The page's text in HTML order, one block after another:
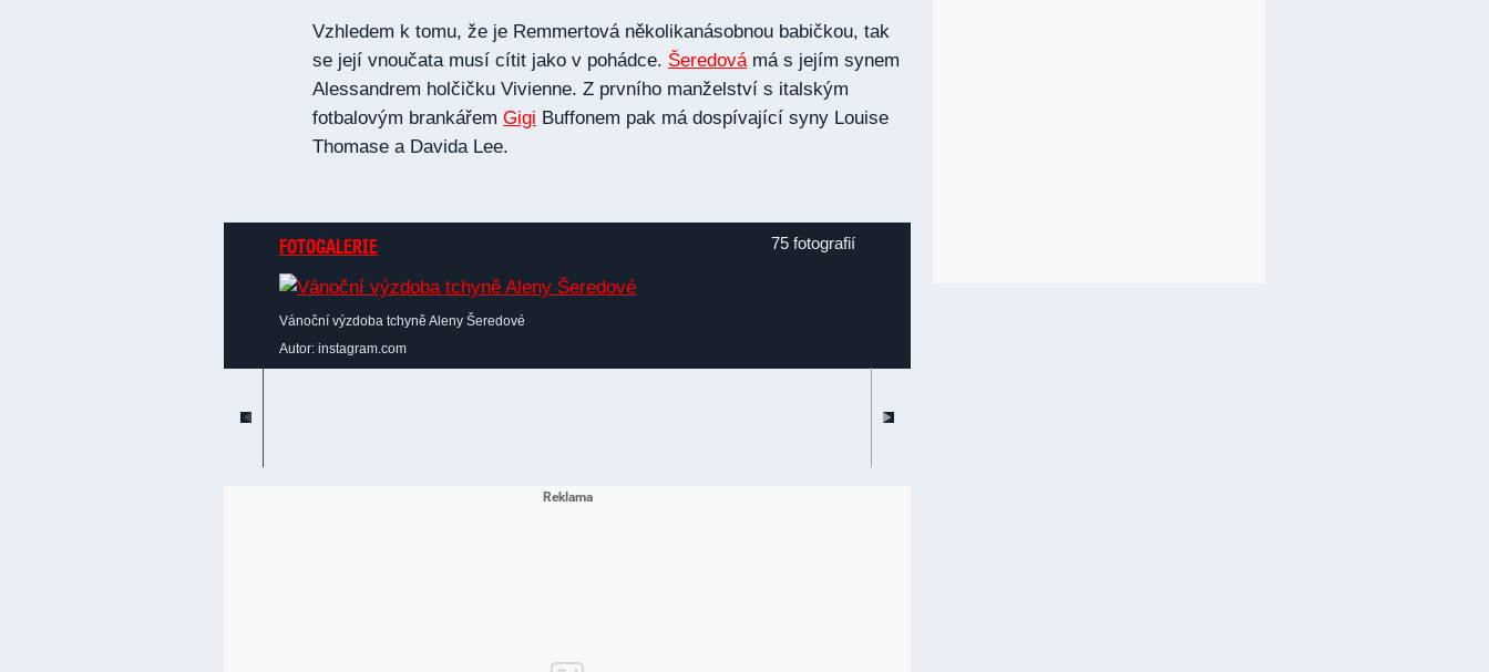
Vzhledem k tomu, že je Remmertová několikanásobnou babičkou, tak
se její vnoučata musí cítit jako v pohádce. Šeredová má s jejím synem
Alessandrem holčičku Vivienne. Z prvního manželství s italským
fotbalovým brankářem Gigi Buffonem pak má dospívající syny Louise
Thomase a Davida Lee.
FOTOGALERIE 75 fotografií
Vánoční výzdoba tchyně Aleny Šeredové
Autor: instagram.com